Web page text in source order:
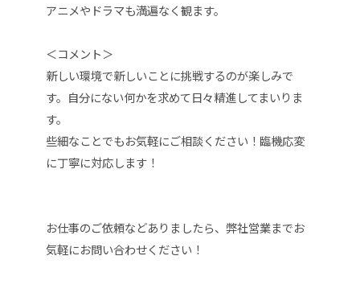
アニメやドラマも満遍なく観ます。
＜コメント＞
新しい環境で新しいことに挑戦するのが楽しみで
す。自分にない何かを求めて日々精進してまいりま
す。
些細なことでもお気軽にご相談ください！臨機応変
に丁寧に対応します！
お仕事のご依頼などありましたら、弊社営業までお
気軽にお問い合わせください！